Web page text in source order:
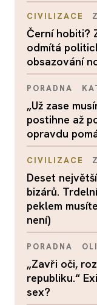
CIVILIZACE
Černí hobiti?
odmítá
obsazování
PORADNA
„Už zase
postihne až
opravdu
CIVILIZACE
Deset
bizárů.
peklem
není)
PORADNA
„Zavři oči,
republiku.“
sex?